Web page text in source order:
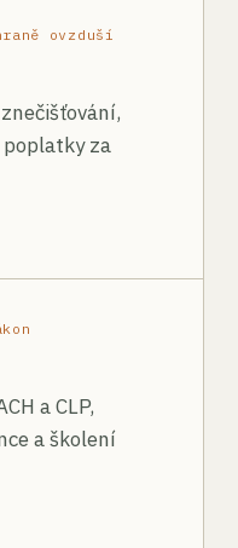
ovzduší
poplatky za
a CLP,
a školení